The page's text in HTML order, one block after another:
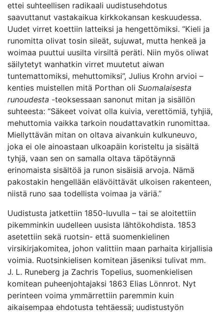
ettei suhteellisen radikaali uudistusehdotus
saavuttanut vastakaikua kirkkokansan keskuudessa.
Uudet virret koettiin latteiksi ja hengettömiksi. “Kieli ja
runomitta olivat tosin sileät, sujuwat, mutta henkeä ja
woimaa puuttui uusilta virsiltä peräti. Niin myös oliwat
säilytetyt wanhatkin virret muutetut aiwan
tuntemattomiksi, mehuttomiksi”, Julius Krohn arvioi –
kenties muistellen mitä Porthan oli Suomalaisesta
runoudesta -teoksessaan sanonut mitan ja sisällön
suhteesta: “Säkeet voivat olla kuivia, verettömiä, tyhjiä,
mehuttomia vaikka tarkoin noudattavatkin runomittaa.
Miellyttävän mitan on oltava aivankuin kulkuneuvo,
joka ei ole ainoastaan ulkoapäin koristeltu ja sisältä
tyhjä, vaan sen on samalla oltava täpötäynnä
erinomaista sisältöä ja runon sisäisiä arvoja. Nämä
pakostakin hengellään elävöittävät ulkoisen rakenteen,
niistä runo saa todellista voimaa ja väriä.”
Uudistusta jatkettiin 1850-luvulla – tai se aloitettiin
pikemminkin uudelleen uusista lähtökohdista. 1853
asetettiin sekä ruotsin- että suomenkielinen
virsikirjakomitea, johon valittiin maan parhaita kirjallisia
voimia. Ruotsinkielisen komitean jäseniksi tulivat mm.
J. L. Runeberg ja Zachris Topelius, suomenkielisen
komitean puheenjohtajaksi 1863 Elias Lönnrot. Nyt
perinteen voima ymmärrettiin paremmin kuin
aikaisempaa ehdotusta tehtäessä; uudistustyön